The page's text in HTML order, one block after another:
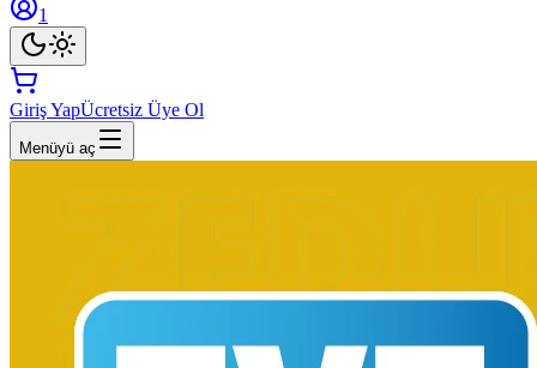
1
Giriş YapÜcretsiz Üye Ol
Menüyü aç